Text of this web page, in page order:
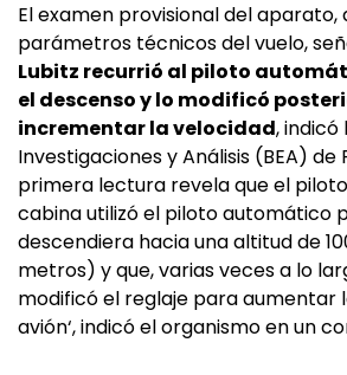
El examen provisional del aparato,
parámetros técnicos del vuelo,
Lubitz recurrió al piloto
el descenso y lo modificó
incrementar la velocidad, indicó
Investigaciones y Análisis (BEA) de
primera lectura revela que el
cabina utilizó el piloto automático
descendiera hacia una altitud de
metros) y que, varias veces a lo
modificó el reglaje para aumentar
avión‘, indicó el organismo en un